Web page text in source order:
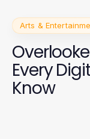
Arts &
Every
Know